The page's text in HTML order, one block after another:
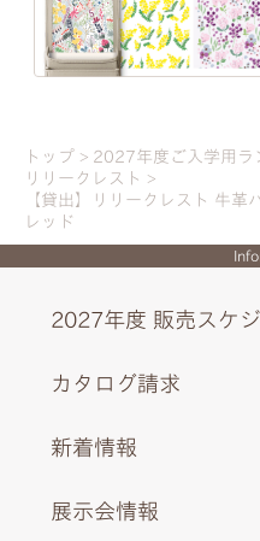
トップ 2027年度ご入学用ラ
リリークレスト
【貸出】リリークレスト 牛
レッド
2027年度 販売スケ
カタログ請求
新着情報
展示会情報